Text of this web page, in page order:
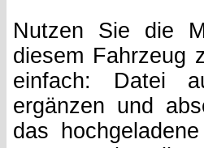
Nutzen Sie die
diesem Fahrzeug
einfach: Datei
ergänzen und
das